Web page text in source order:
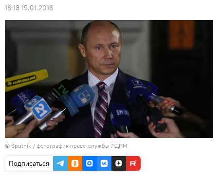
16:13 15.01.2016
© Sputnik / фотография пресс-службы ЛДПМ
Подписаться